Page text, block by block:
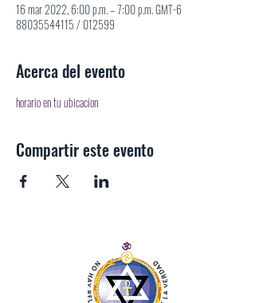
16 mar 2022, 6:00 p.m. – 7:00 p.m. GMT-6
88035544115 / 012599
Acerca del evento
horario en tu ubicacion
Compartir este evento